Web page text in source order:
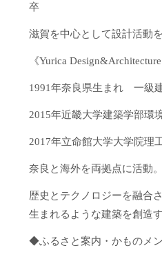
卒
滋賀を中心として設計活動を
《Yurica
1991年奈良県生まれ 一級
2015年近畿大学建築学部環
2017年立命館大学大学院理
奈良と海外を両拠点に活動。
歴史とテクノロジーを融合
生まれるような建築を創造す
◆ふるさと案内・かものメ